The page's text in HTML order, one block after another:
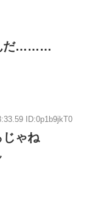
だ………
ID:0p1b9jkT0
じゃね